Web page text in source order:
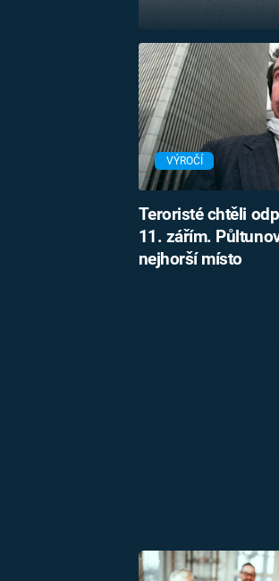
VÝROČÍ
Teroristé chtěli
11. zářím.
nejhorší místo